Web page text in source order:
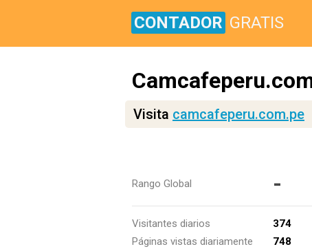
CONTADOR GRATIS
Visita camcafeperu.com.pe
Rango Global -
Visitantes diarios
374
Páginas vistas diariamente
748